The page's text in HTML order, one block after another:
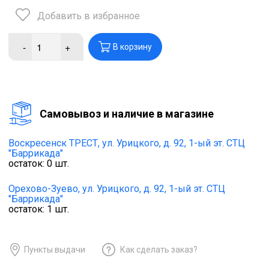
Добавить в избранное
- + В корзину
Cамовывоз и наличие в магазине
Воскресенск ТРЕСТ, ул. Урицкого, д. 92, 1-ый эт. СТЦ
"Баррикада"
остаток: 0 шт.
Орехово-Зуево, ул. Урицкого, д. 92, 1-ый эт. СТЦ
"Баррикада"
остаток: 1 шт.
Пункты выдачи Как сделать заказ?